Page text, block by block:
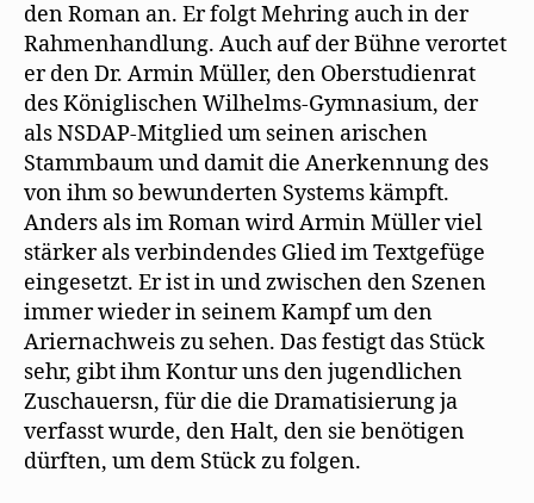
den Roman an. Er folgt Mehring auch in der
Rahmenhandlung. Auch auf der Bühne verortet
er den Dr. Armin Müller, den Oberstudienrat
des Königlischen Wilhelms-Gymnasium, der
als NSDAP-Mitglied um seinen arischen
Stammbaum und damit die Anerkennung des
von ihm so bewunderten Systems kämpft.
Anders als im Roman wird Armin Müller viel
stärker als verbindendes Glied im Textgefüge
eingesetzt. Er ist in und zwischen den Szenen
immer wieder in seinem Kampf um den
Ariernachweis zu sehen. Das festigt das Stück
sehr, gibt ihm Kontur uns den jugendlichen
Zuschauersn, für die die Dramatisierung ja
verfasst wurde, den Halt, den sie benötigen
dürften, um dem Stück zu folgen.